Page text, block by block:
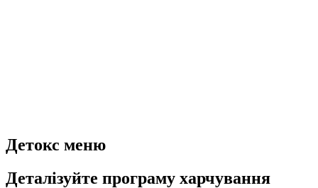
Детокс меню
Деталізуйте програму харчування